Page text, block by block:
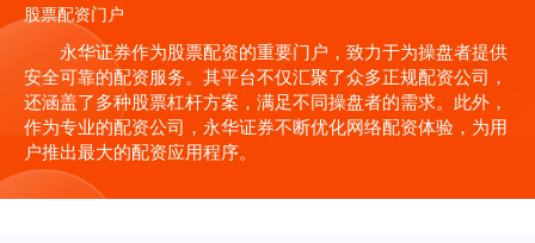
股票配资门户
永华证券作为股票配资的重要门户，致力于为操盘者提供
安全可靠的配资服务。其平台不仅汇聚了众多正规配资公司，
还涵盖了多种股票杠杆方案，满足不同操盘者的需求。此外，
作为专业的配资公司，永华证券不断优化网络配资体验，为用
户推出最大的配资应用程序。